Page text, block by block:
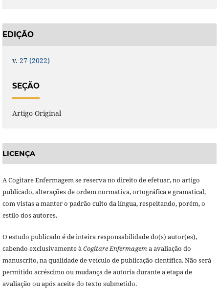
EDIÇÃO
v. 27 (2022)
SEÇÃO
Artigo Original
LICENÇA
A Cogitare Enfermagem se reserva no direito de efetuar, no artigo
publicado, alterações de ordem normativa, ortográfica e gramatical,
com vistas a manter o padrão culto da língua, respeitando, porém, o
estilo dos autores.
O estudo publicado é de inteira responsabilidade do(s) autor(es),
cabendo exclusivamente àCogitare Enfermagema avaliação do
manuscrito, na qualidade de veículo de publicação científica. Não será
permitido acréscimo ou mudança de autoria durante a etapa de
avaliação ou após aceite do texto submetido.